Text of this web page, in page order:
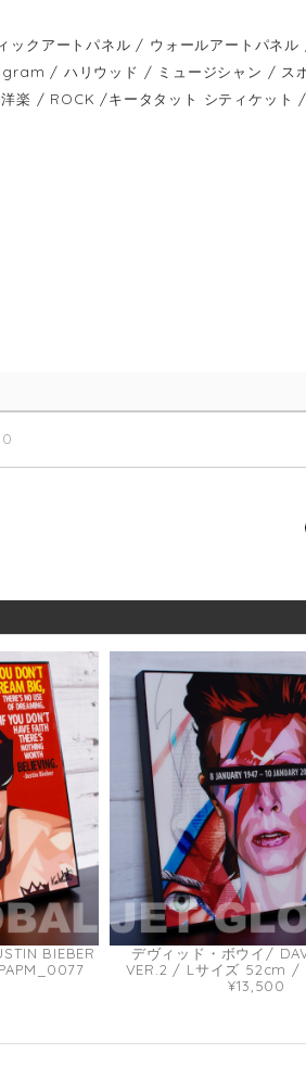
ックアートパネル / ウォールアートパネ
/ ハリウッド / ミュージシャン / ス
楽 / ROCK /キータタット シティケット /
0
BIEBER
デヴィッド・ボウイ/
VER.2 / Lサイズ 52cm /
¥13,500